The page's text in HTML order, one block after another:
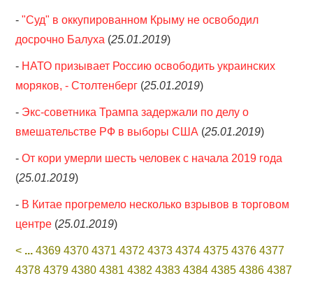
-"Суд" в оккупированном Крыму не освободил
досрочно Балуха (25.01.2019)
- НАТО призывает Россию освободить украинских
моряков, - Столтенберг (25.01.2019)
- Экс-советника Трампа задержали по делу о
вмешательстве РФ в выборы США (25.01.2019)
-От кори умерли шесть человек с начала 2019 года
(25.01.2019)
- В Китае прогремело несколько взрывов в торговом
центре (25.01.2019)
< ... 4369 4370 4371 4372 4373 4374 4375 4376 4377
4378 4379 4380 4381 4382 4383 4384 4385 4386 4387